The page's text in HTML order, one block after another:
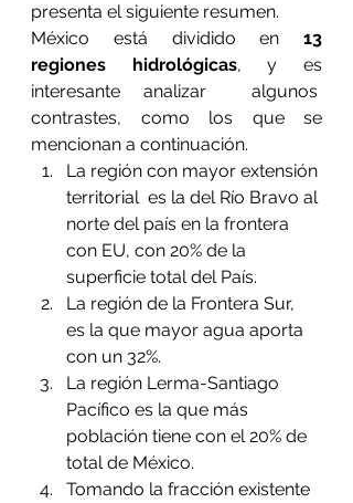
presenta el siguiente resumen.
México está dividido en 13
regiones hidrológicas, y es
interesante analizar  algunos
contrastes, como los que se
mencionan a continuación.
La región con mayor extensión
territorial  es la del Río Bravo al
norte del país en la frontera
con EU, con 20% de la
superficie total del País.
La región de la Frontera Sur,
es la que mayor agua aporta
con un 32%.
La región Lerma-Santiago
Pacífico es la que más
población tiene con el 20% de
total de México.
Tomando la fracción existente